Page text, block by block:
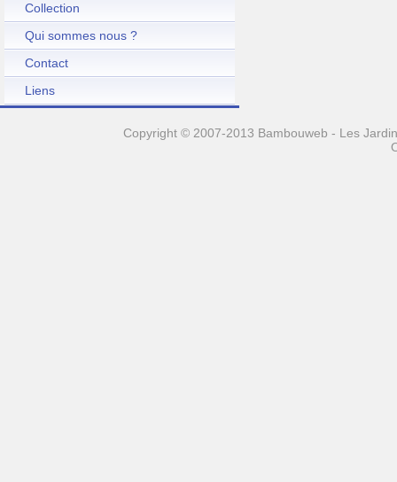
Collection
Qui sommes nous ?
Contact
Liens
Copyright © 2007-2013 Bambouweb - Les